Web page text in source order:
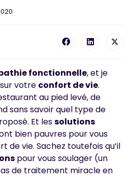
fonctionnelle, et je
votre confort de vie.
au pied levé, de
sans savoir quel type de
Et lessolutions
bien pauvres pour vous
de vie. Sachez toutefois qu’il
pour vous soulager (un
de traitement miracle en